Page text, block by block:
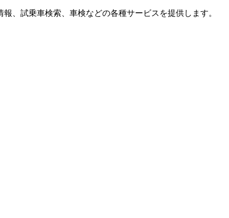
、試乗車検索、車検などの各種サービスを提供します。